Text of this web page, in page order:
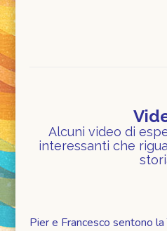
Alcuni video di
interessanti che
Pier e Francesco sentono la